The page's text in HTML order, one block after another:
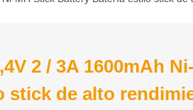
2 / 3A 1600mAh
stick de alto